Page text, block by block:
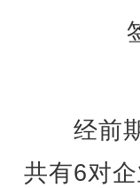
签
经前期
共有6对